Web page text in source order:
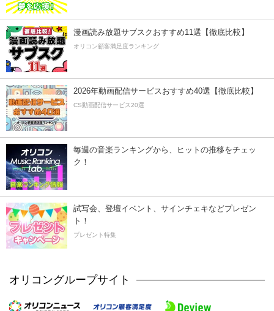
漫画読み放題サブスクおすすめ11選【徹底比較】
オリコン顧客満足度ランキング
2026年動画配信サービスおすすめ40選【徹底比較】
CS動画配信サービス20選
毎週の音楽ランキングから、ヒットの推移をチェッ
ク！
試写会、登壇イベント、サインチェキなどプレゼン
ト！
プレゼント特集
オリコングループサイト